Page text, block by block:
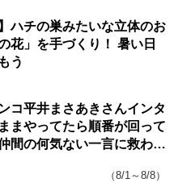
ハチの巣みたいな立体のお
花」を手づくり！ 暑い日
う
コ平井まさあきさんインタ
まやってたら順番が回って
間の何気ない一言に救われ
（8/1～8/8）